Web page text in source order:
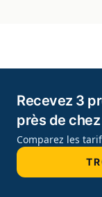
Recevez 3
près de
Comparez les